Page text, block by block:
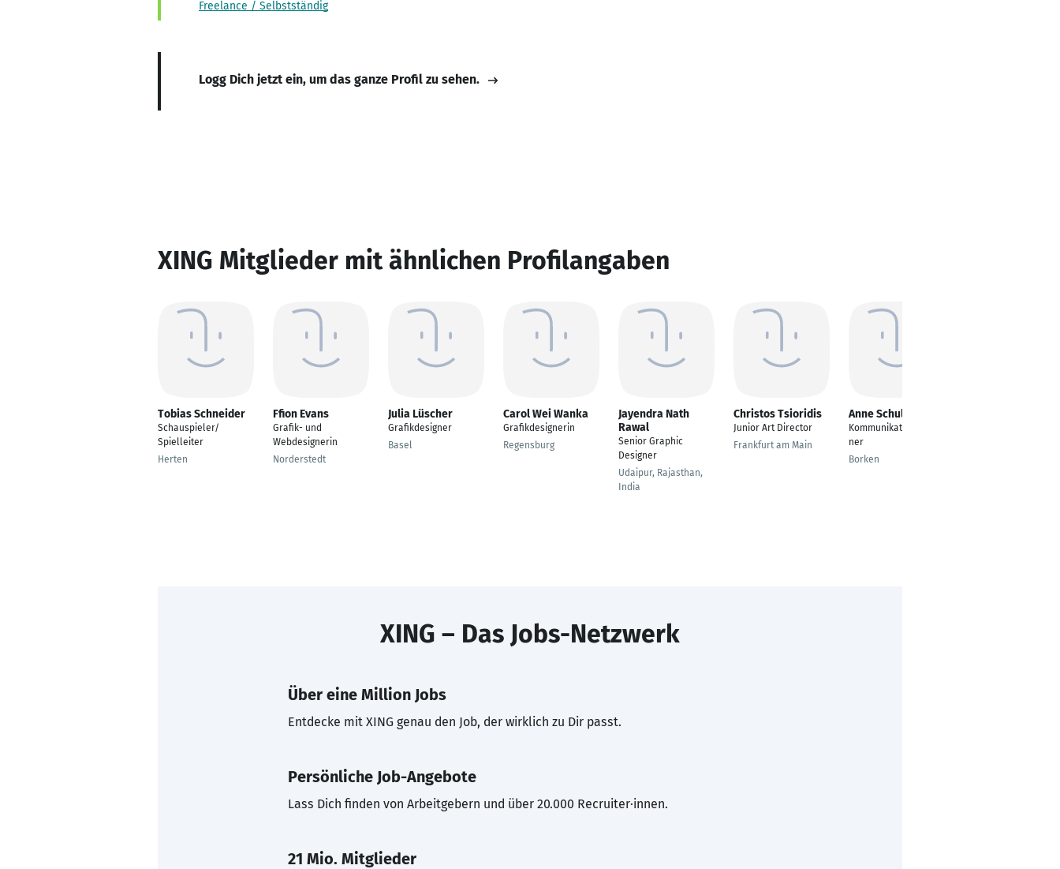
Freelance / Selbstständig
Logg Dich jetzt ein, um das ganze Profil zu sehen.
XING Mitglieder mit ähnlichen Profilangaben
Tobias Schneider
Schauspieler/
Spielleiter
Herten
Ffion Evans
Grafik- und
Webdesignerin
Norderstedt
Julia Lüscher
Grafikdesigner
Basel
Carol Wei Wanka
Grafikdesignerin
Regensburg
Jayendra Nath
Rawal
Senior Graphic
Designer
Udaipur, Rajasthan,
India
Christos Tsioridis
Junior Art Director
Frankfurt am Main
Anne Schulenburg
Kommunikationsdesig
ner
Borken
XING – Das Jobs-Netzwerk
Über eine Million Jobs
Entdecke mit XING genau den Job, der wirklich zu Dir passt.
Persönliche Job-Angebote
Lass Dich finden von Arbeitgebern und über 20.000 Recruiter·innen.
21 Mio. Mitglieder